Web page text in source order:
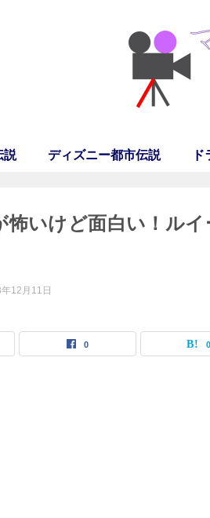
説 ディズニー都市伝説
怖いけど面白い！ル
12月11日
0 0